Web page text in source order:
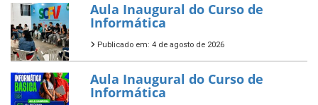
Aula Inaugural do Curso de
Informática
Publicado em: 4 de agosto de 2026
Aula Inaugural do Curso de
Informática